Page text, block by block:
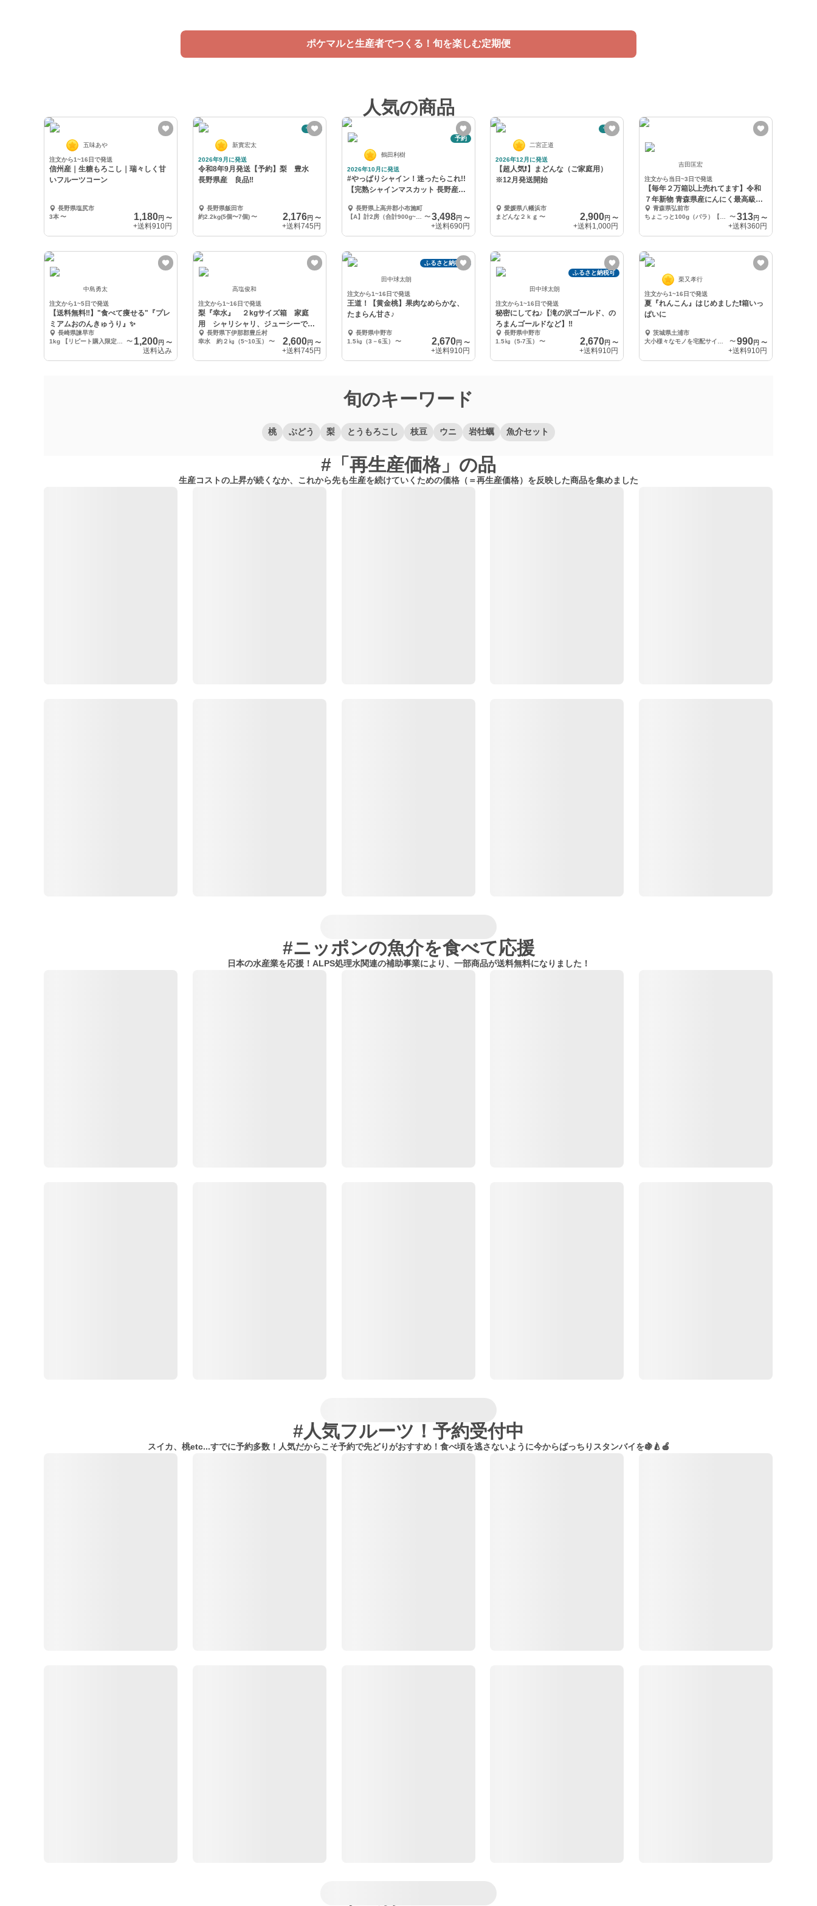
ポケマルと生産者でつくる！旬を楽しむ定期便
ポケマルと生産者でつくる！旬を楽しむ定期便
人気の商品
五味あや
注文から1~16日で発送
信州産｜生糖もろこし｜瑞々しく甘
いフルーツコーン
長野県塩尻市
3本〜 1,180円 〜
+送料910円
予約
新實宏太
2026年9月に発送
令和8年9月発送【予約】梨 豊水
長野県産 良品‼️
長野県飯田市
約2.2kg(5個〜7個) 〜 2,176円 〜
+送料745円
予約
鶴田利樹
2026年10月に発送
#やっぱりシャイン！迷ったらこれ!!
【完熟シャインマスカット 長野産】
長野県上高井郡小布施町
【A】計2房（合計900g~1kg） 〜 3,498円 〜
+送料690円
予約
二宮正道
2026年12月に発送
【超人気❗️】まどんな（ご家庭用）
※12月発送開始
愛媛県八幡浜市
まどんな２ｋｇ 〜 2,900円〜
+送料1,000円
吉田匡宏
注文から当日~3日で発送
【毎年２万箱以上売れてます】令和
７年新物 青森県産にんにく最高級品
種ホワイト６片
青森県弘前市
ちょこっと100g（バラ）【送料360円】※メール便
〜313円〜
+送料360円
中島勇太
注文から1~5日で発送
【送料無料‼️】"食べて痩せる"『プレ
ミアムおのんきゅうり』✨
長崎県諫早市
1kg 【リピート購入限定！100円引き】
〜 1,200円 〜
送料込み
高塩俊和
注文から1~16日で発送
梨『幸水』 ２kgサイズ箱 家庭
用 シャリシャリ、ジューシーで大
人気！！
長野県下伊那郡豊丘村
幸水 約２㎏（5~10玉）
〜 2,600円 〜
+送料745円
ふるさと納税可
田中球太朗
注文から1~16日で発送
王道！【黄金桃】果肉なめらかな、
たまらん甘さ♪
長野県中野市
1.5㎏（3－6玉）
〜 2,670円 〜
+送料910円
ふるさと納税可
田中球太朗
注文から1~16日で発送
秘密にしてね♪【滝の沢ゴールド、の
ろまんゴールドなど】‼️
長野県中野市
1.5㎏（5-7玉）
〜 2,670円〜
+送料910円
栗又孝行
注文から1~16日で発送
夏『れんこん』はじめました❗箱いっ
ぱいに
茨城県土浦市
大小様々なモノを宅配サイズ60の箱いっぱいに
〜990円〜
+送料910円
旬のキーワード
桃 ぶどう 梨 とうもろこし 枝豆 ウニ 岩牡蠣 魚介セット
#「再生産価格」の品
生産コストの上昇が続くなか、これから先も生産を続けていくための価格（＝再生産価格）を反映した商品を集めました
#ニッポンの魚介を食べて応援
日本の水産業を応援！ALPS処理水関連の補助事業により、一部商品が送料無料になりました！
#人気フルーツ！予約受付中
スイカ、桃etc...すでに予約多数！人気だからこそ予約で先どりがおすすめ！食べ頃を逃さないように今からばっちりスタンバイを🍇🍐🍎